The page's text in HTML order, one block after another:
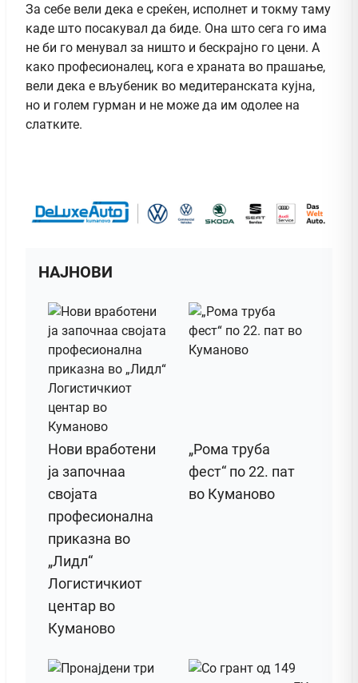
За себе вели дека е среќен, исполнет и токму таму
каде што посакувал да биде. Она што сега го има
не би го менувал за ништо и бескрајно го цени. А
како професионалец, кога е храната во прашање,
вели дека е вљубеник во медитеранската кујна,
но и голем гурман и не може да им одолее на
слатките.
НАЈНОВИ
Нови вработени
ја започнаа
својата
професионална
приказна во
„Лидл“
Логистичкиот
центар во
Куманово
„Рома труба
фест“ по 22. пат
во Куманово